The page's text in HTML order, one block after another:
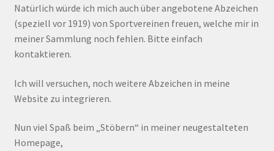
Natürlich würde ich mich auch über angebotene Abzeichen
(speziell vor 1919) von Sportvereinen freuen, welche mir in
meiner Sammlung noch fehlen. Bitte einfach
kontaktieren.
Ich will versuchen, noch weitere Abzeichen in meine
Website zu integrieren.
Nun viel Spaß beim „Stöbern“ in meiner neugestalteten
Homepage,